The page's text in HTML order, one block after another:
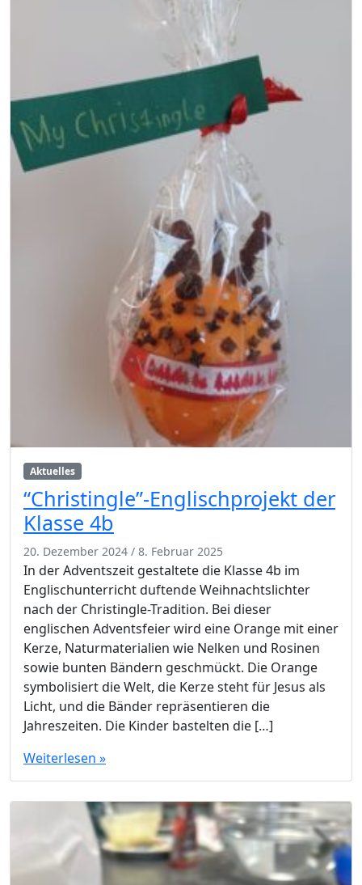
Aktuelles
“Christingle”-Englischprojekt der
Klasse 4b
20. Dezember 2024 / 8. Februar 2025
In der Adventszeit gestaltete die Klasse 4b im
Englischunterricht duftende Weihnachtslichter
nach der Christingle-Tradition. Bei dieser
englischen Adventsfeier wird eine Orange mit einer
Kerze, Naturmaterialien wie Nelken und Rosinen
sowie bunten Bändern geschmückt. Die Orange
symbolisiert die Welt, die Kerze steht für Jesus als
Licht, und die Bänder repräsentieren die
Jahreszeiten. Die Kinder bastelten die […]
Weiterlesen »